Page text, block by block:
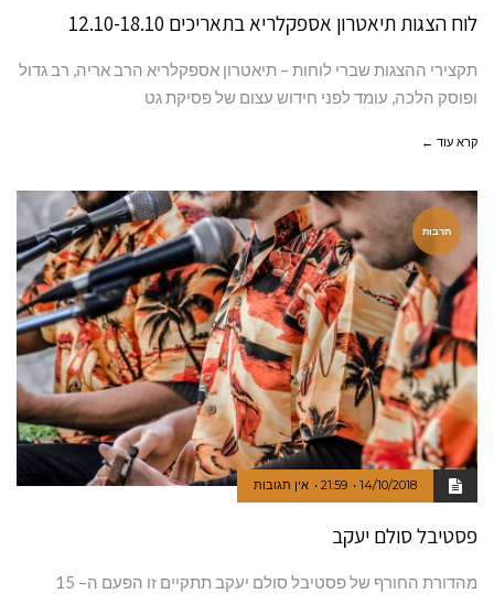
לוח הצגות תיאטרון אספקלריא בתאריכים 12.10-18.10
תקצירי ההצגות שברי לוחות – תיאטרון אספקלריא הרב אריה, רב גדול
ופוסק הלכה, עומד לפני חידוש עצום של פסיקת גט
קרא עוד ←
תרבות
14/10/2018
21:59 אין תגובות
פסטיבל סולם יעקב
מהדורת החורף של פסטיבל סולם יעקב תתקיים זו הפעם ה– 15